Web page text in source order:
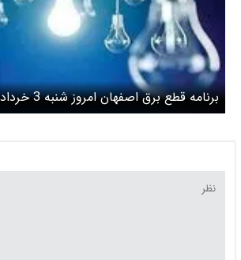
برنامه قطع برق اصفهان امروز شنبه 3 خرداد